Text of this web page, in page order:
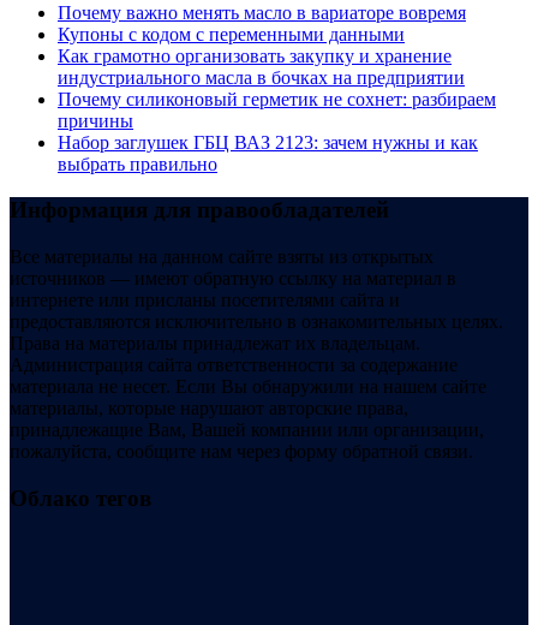
Почему важно менять масло в вариаторе вовремя
Купоны c кодом с переменными данными
Как грамотно организовать закупку и хранение
индустриального масла в бочках на предприятии
Почему силиконовый герметик не сохнет: разбираем
причины
Набор заглушек ГБЦ ВАЗ 2123: зачем нужны и как
выбрать правильно
Информация для правообладателей
Все материалы на данном сайте взяты из открытых
источников — имеют обратную ссылку на материал в
интернете или присланы посетителями сайта и
предоставляются исключительно в ознакомительных целях.
Права на материалы принадлежат их владельцам.
Администрация сайта ответственности за содержание
материала не несет. Если Вы обнаружили на нашем сайте
материалы, которые нарушают авторские права,
принадлежащие Вам, Вашей компании или организации,
пожалуйста, сообщите нам через форму обратной связи.
Облако тегов